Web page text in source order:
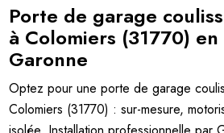
Porte de garage
à Colomiers (31770)
Garonne
Optez pour une porte de garage
Colomiers (31770) : sur-mesure,